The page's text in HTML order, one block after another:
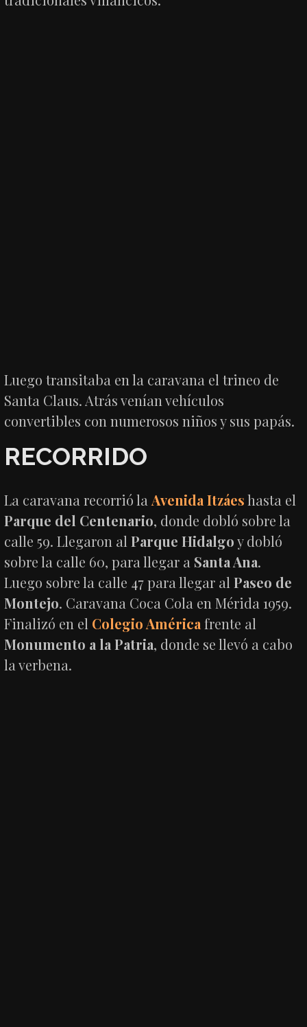
Luego transitaba en la caravana el trineo de
Santa Claus. Atrás venían vehículos
convertibles con numerosos niños y sus papás.
RECORRIDO
La caravana recorrió laAvenida Itzáeshasta el
Parque del Centenario, donde dobló sobre la
calle 59. Llegaron alParque Hidalgoy dobló
sobre la calle 60, para llegar a Santa Ana.
Luego sobre la calle 47 para llegar alPaseo de
Montejo. Caravana Coca Cola en Mérida 1959.
Finalizó en el Colegio América frente al
Monumento a la Patria, donde se llevó a cabo
la verbena.